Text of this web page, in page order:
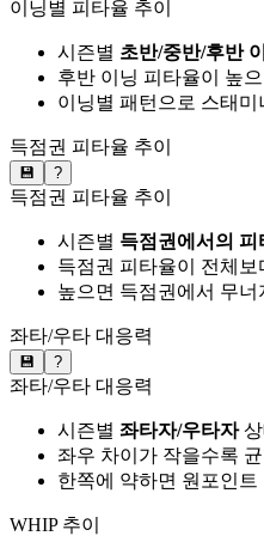
이닝별 피타율 추이
시즌별 초반/중반/후반
후반 이닝 피타율이 높
이닝별 패턴으로 스태미
득점권 피타율 추이
💾 ?
득점권 피타율 추이
시즌별 득점권에서의 피
득점권 피타율이 전체
높으면 득점권에서 무너
좌타/우타 대응력
💾 ?
좌타/우타 대응력
시즌별 좌타자/우타자상
좌우 차이가 작을수록
한쪽에 약하면 원포인트
WHIP 추이